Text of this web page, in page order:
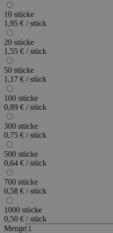
10 stücke
1,95 € / stück
20 stücke
1,55 € / stück
50 stücke
1,17 € / stück
100 stücke
0,89 € / stück
300 stücke
0,75 € / stück
500 stücke
0,64 € / stück
700 stücke
0,58 € / stück
1000 stücke
0,50 € / stück
Menge